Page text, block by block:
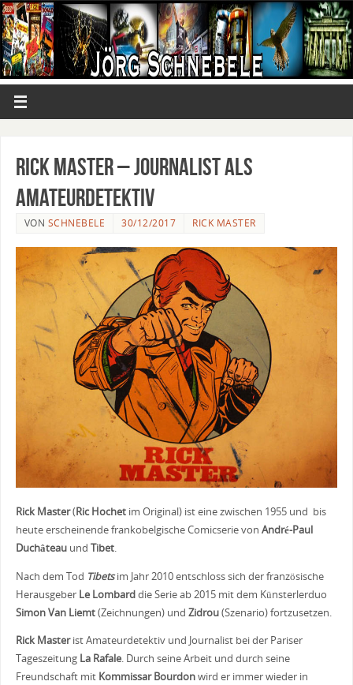
Rick Master – Journalist als
Amateurdetektiv
VON SCHNEBELE 30/12/2017 RICK MASTER
Rick Master(Ric Hochetim Original) ist eine zwischen 1955 und bis
heute erscheinende frankobelgische Comicserie von André-Paul
Duchâteau und Tibet.
Nach dem Tod Tibetsim Jahr 2010 entschloss sich der französische
Herausgeber Le Lombarddie Serie ab 2015 mit dem Künsterlerduo
Simon Van Liemt(Zeichnungen) und Zidrou(Szenario) fortzusetzen.
Rick Masterist Amateurdetektiv und Journalist bei der Pariser
Tageszeitung La Rafale. Durch seine Arbeit und durch seine
Freundschaft mit Kommissar Bourdonwird er immer wieder in